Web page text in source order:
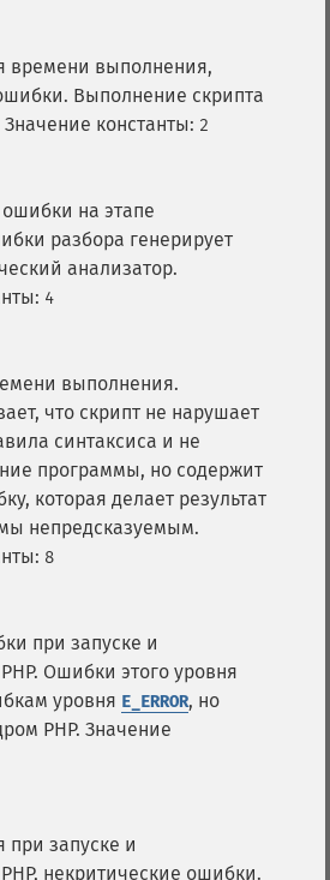
времени выполнения,
Выполнение скрипта
Значение константы: 2
на этапе
разбора генерирует
анализатор.
4
выполнения.
что скрипт не нарушает
синтаксиса и не
программы, но содержит
которая делает результат
непредсказуемым.
8
при запуске и
Ошибки этого уровня
уровня E_ERROR, но
PHP. Значение
запуске и
некритические ошибки.